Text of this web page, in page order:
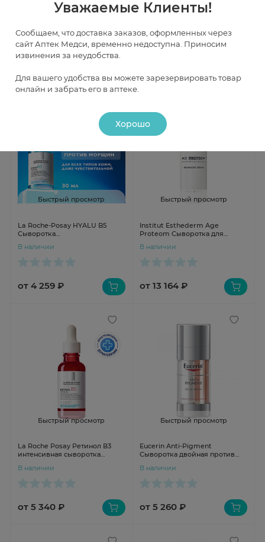
Etat Pur Сыворотка с
ниацинамидом 5% 15мл
Etat Pur Сыворотка с
гликолевой кислотой 10% 15мл
Быстрый просмотр
La Roche-Posay HYALU B5
Сыворотка
морщин 30 мл
В наличии
от 4 259 ₽
Быстрый просмотр
Institut Esthederm Age
Proteom Сыворотка для
30мл
В наличии
от 13 164 ₽
Быстрый просмотр
La Roche Posay Ретинол В3
интенсивная сыворотка
выравнивания цвета лица и
В наличии
от 5 340 ₽
Быстрый просмотр
Eucerin Anti-Pigment
Сыворотка двойная против
В наличии
от 5 260 ₽
Уважаемые Клиенты!
Сообщаем, что доставка заказов, оформленных через
сайт Аптек Медси, временно недоступна. Приносим
извинения за неудобства.
Для вашего удобства вы можете зарезервировать товар
онлайн и забрать его в аптеке.
Хорошо